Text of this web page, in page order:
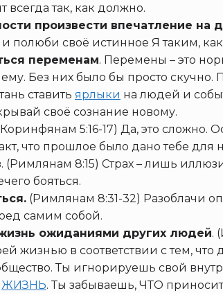
всегда так, как должно.
произвести впечатление на
полюби своё истинное Я таким,
переменам. Перемены – это
Без них было бы просто скучно.
ставить ярлыки на людей и
своё сознание новому.
5:16-17) Да, это сложно.
что прошлое было дано тебе для
. (Римлянам 8:15) Страх – лишь
бояться.
(Римлянам 8:31-32) Разоблачи
самим собой.
ожиданиями других людей.
жизнью в соответствии с тем, что
Ты игнорируешь свой
ЖИЗНЬ. Ты забываешь, ЧТО